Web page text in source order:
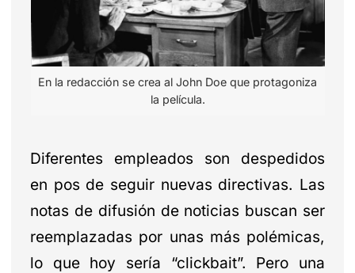
En la redacción se crea al John Doe que protagoniza
la película.
Diferentes empleados son despedidos
en pos de seguir nuevas directivas. Las
notas de difusión de noticias buscan ser
reemplazadas por unas más polémicas,
lo que hoy sería “clickbait”. Pero una